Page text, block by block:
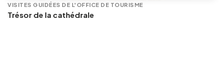
VISITES GUIDÉES DE L'OFFICE DE TOURISME
Trésor de la cathédrale